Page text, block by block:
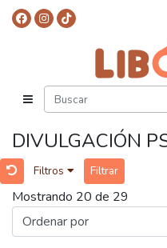
DIVULGACIÓN
Filtros Filtrar
Mostrando 20 de 29